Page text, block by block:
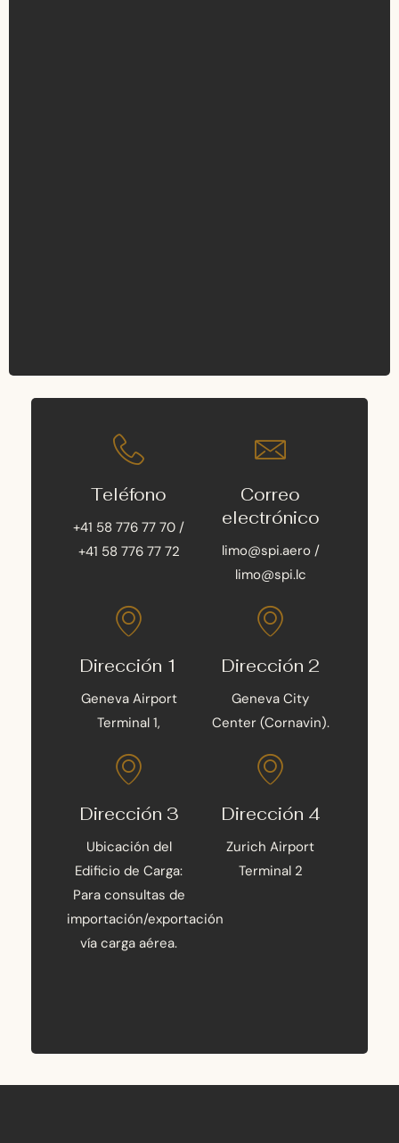
Teléfono
+41 58 776 77 70 /
+41 58 776 77 72
Correo
electrónico
limo@spi.aero /
limo@spi.lc
Dirección 1
Geneva Airport
Terminal 1,
Dirección 2
Geneva City
Center (Cornavin).
Dirección 3
Ubicación del
Edificio de Carga:
Para consultas de
importación/exportación
vía carga aérea.
Dirección 4
Zurich Airport
Terminal 2